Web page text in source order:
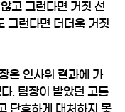
고 그런다면 거짓 선
그런다면 더더욱 거짓
은 인사위 결과에 가
. 팀장이 받았던 고통
단호하게 대처하지 못